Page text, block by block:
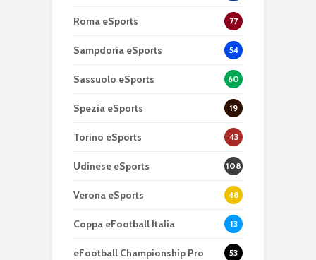
Roma eSports 77
Sampdoria eSports 54
Sassuolo eSports 60
Spezia eSports 19
Torino eSports 43
Udinese eSports 108
Verona eSports 48
Coppa eFootball Italia 13
eFootball Championship Pro 53